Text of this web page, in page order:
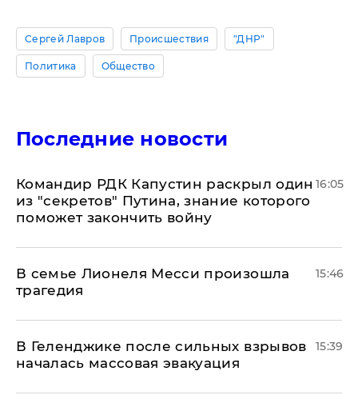
Сергей Лавров Происшествия "ДНР"
Политика Общество
Последние новости
Командир РДК Капустин раскрыл один
из "секретов" Путина, знание которого
поможет закончить войну
16:05
В семье Лионеля Месси произошла
трагедия
15:46
В Геленджике после сильных взрывов
началась массовая эвакуация
15:39